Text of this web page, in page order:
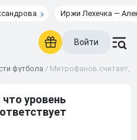
Иржи Лехечка —
Войти
футбола / Митрофанов считает,
уровень